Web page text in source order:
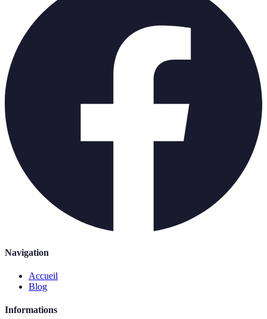
Navigation
Accueil
Blog
Informations